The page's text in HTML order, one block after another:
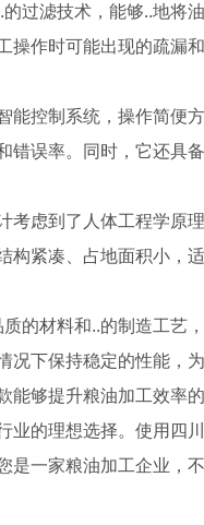
四川粮油机械-YZLXQ120自动温控精密过滤组合
过滤技术，能够..地将
操作时可能出现的疏漏
能控制系统，操作简便
错误率。同时，它还具
考虑到了人体工程学原
构紧凑、占地面积小，
的材料和..的制造工艺
况下保持稳定的性能，
能够提升粮油加工效率
业的理想选择。使用四
是一家粮油加工企业，